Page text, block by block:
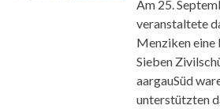
Am 25.
veranstaltete
Menziken eine
Sieben
aargauSüd
unterstützten